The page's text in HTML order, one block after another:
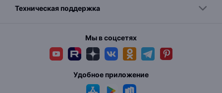
Техническая поддержка
Мы в соцсетях
Удобное приложение